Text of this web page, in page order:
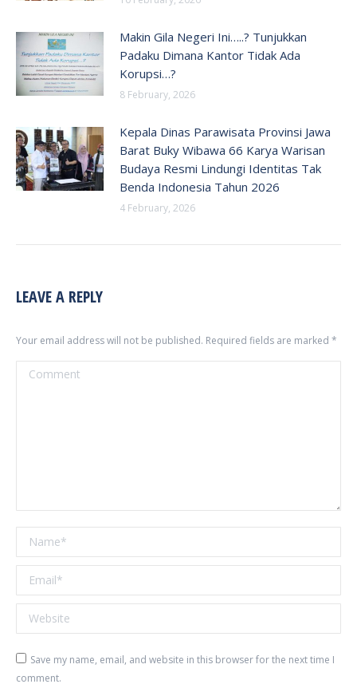
Makin Gila Negeri Ini…..? Tunjukkan
Padaku Dimana Kantor Tidak Ada
Korupsi…?
8 February, 2026
Kepala Dinas Parawisata Provinsi Jawa
Barat Buky Wibawa 66 Karya Warisan
Budaya Resmi Lindungi Identitas Tak
Benda Indonesia Tahun 2026
4 February, 2026
LEAVE A REPLY
Your email address will not be published. Required fields are marked *
Comment
Name *
Email *
Website
Save my name, email, and website in this browser for the next time I
comment.